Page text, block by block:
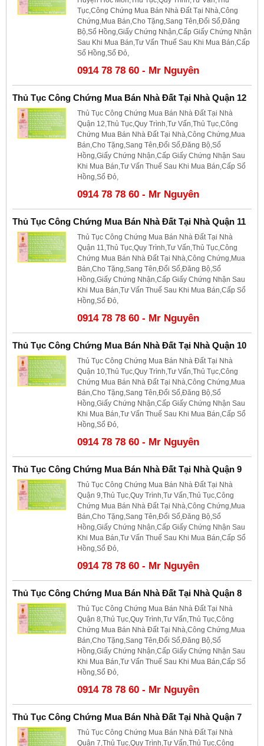
Tục,Công Chứng Mua Bán Nhà Đất Tại Nhà,Công
Chứng,Mua Bán,Cho Tặng,Sang Tên,Đổi Sổ,Đăng
Bộ,Sổ Hồng,Giấy Chứng Nhận,Cấp Giấy Chứng Nhận
Sau Khi Mua Bán,Tư Vấn Thuế Sau Khi Mua Bán,Cấp
Sổ Hồng,Sổ Đỏ,
0914 78 78 60 - Mr Nguyên
Thủ Tục Công Chứng Mua Bán Nhà Đất Tại Nhà Quận 12
Thủ Tục Công Chứng Mua Bán Nhà Đất Tại Nhà
Quận 12,Thủ Tục,Quy Trình,Tư Vấn,Thủ Tục,Công
Chứng Mua Bán Nhà Đất Tại Nhà,Công Chứng,Mua
Bán,Cho Tặng,Sang Tên,Đổi Sổ,Đăng Bộ,Sổ
Hồng,Giấy Chứng Nhận,Cấp Giấy Chứng Nhận Sau
Khi Mua Bán,Tư Vấn Thuế Sau Khi Mua Bán,Cấp Sổ
Hồng,Sổ Đỏ,
0914 78 78 60 - Mr Nguyên
Thủ Tục Công Chứng Mua Bán Nhà Đất Tại Nhà Quận 11
Thủ Tục Công Chứng Mua Bán Nhà Đất Tại Nhà
Quận 11,Thủ Tục,Quy Trình,Tư Vấn,Thủ Tục,Công
Chứng Mua Bán Nhà Đất Tại Nhà,Công Chứng,Mua
Bán,Cho Tặng,Sang Tên,Đổi Sổ,Đăng Bộ,Sổ
Hồng,Giấy Chứng Nhận,Cấp Giấy Chứng Nhận Sau
Khi Mua Bán,Tư Vấn Thuế Sau Khi Mua Bán,Cấp Sổ
Hồng,Sổ Đỏ,
0914 78 78 60 - Mr Nguyên
Thủ Tục Công Chứng Mua Bán Nhà Đất Tại Nhà Quận 10
Thủ Tục Công Chứng Mua Bán Nhà Đất Tại Nhà
Quận 10,Thủ Tục,Quy Trình,Tư Vấn,Thủ Tục,Công
Chứng Mua Bán Nhà Đất Tại Nhà,Công Chứng,Mua
Bán,Cho Tặng,Sang Tên,Đổi Sổ,Đăng Bộ,Sổ
Hồng,Giấy Chứng Nhận,Cấp Giấy Chứng Nhận Sau
Khi Mua Bán,Tư Vấn Thuế Sau Khi Mua Bán,Cấp Sổ
Hồng,Sổ Đỏ,
0914 78 78 60 - Mr Nguyên
Thủ Tục Công Chứng Mua Bán Nhà Đất Tại Nhà Quận 9
Thủ Tục Công Chứng Mua Bán Nhà Đất Tại Nhà
Quận 9,Thủ Tục,Quy Trình,Tư Vấn,Thủ Tục,Công
Chứng Mua Bán Nhà Đất Tại Nhà,Công Chứng,Mua
Bán,Cho Tặng,Sang Tên,Đổi Sổ,Đăng Bộ,Sổ
Hồng,Giấy Chứng Nhận,Cấp Giấy Chứng Nhận Sau
Khi Mua Bán,Tư Vấn Thuế Sau Khi Mua Bán,Cấp Sổ
Hồng,Sổ Đỏ,
0914 78 78 60 - Mr Nguyên
Thủ Tục Công Chứng Mua Bán Nhà Đất Tại Nhà Quận 8
Thủ Tục Công Chứng Mua Bán Nhà Đất Tại Nhà
Quận 8,Thủ Tục,Quy Trình,Tư Vấn,Thủ Tục,Công
Chứng Mua Bán Nhà Đất Tại Nhà,Công Chứng,Mua
Bán,Cho Tặng,Sang Tên,Đổi Sổ,Đăng Bộ,Sổ
Hồng,Giấy Chứng Nhận,Cấp Giấy Chứng Nhận Sau
Khi Mua Bán,Tư Vấn Thuế Sau Khi Mua Bán,Cấp Sổ
Hồng,Sổ Đỏ,
0914 78 78 60 - Mr Nguyên
Thủ Tục Công Chứng Mua Bán Nhà Đất Tại Nhà Quận 7
Thủ Tục Công Chứng Mua Bán Nhà Đất Tại Nhà
Quận 7,Thủ Tục,Quy Trình,Tư Vấn,Thủ Tục,Công